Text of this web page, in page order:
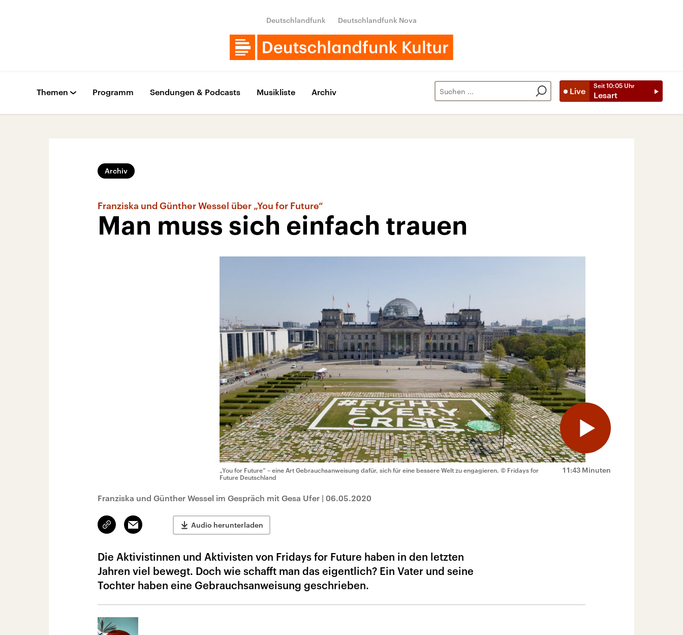
Deutschlandfunk Deutschlandfunk Nova
Live
Seit 10:05 Uhr
Lesart
Themen Programm Sendungen & Podcasts Musikliste Archiv
Archiv
Franziska und Günther Wessel über „You for Future“
Man muss sich einfach trauen
11:43 Minuten
„You for Future“ – eine Art Gebrauchsanweisung dafür, sich für eine bessere Welt zu engagieren. © Fridays for
Future Deutschland
Franziska und Günther Wessel im Gespräch mit Gesa Ufer | 06.05.2020
Link
kopieren/teilen
Email Audio herunterladen
Die Aktivistinnen und Aktivisten von Fridays for Future haben in den letzten
Jahren viel bewegt. Doch wie schafft man das eigentlich? Ein Vater und seine
Tochter haben eine Gebrauchsanweisung geschrieben.